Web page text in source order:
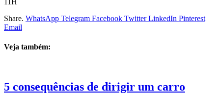
11H
Share. WhatsApp Telegram Facebook Twitter LinkedIn Pinterest
Email
Veja também:
5 consequências de dirigir um carro